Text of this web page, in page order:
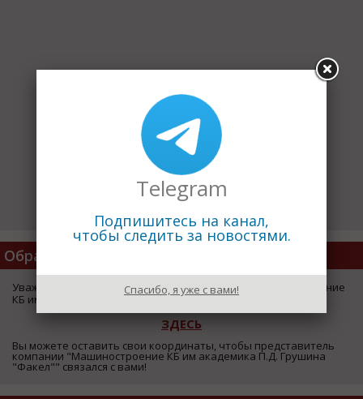
Обратная Связь
Уважаемый посетитель страницы компании "Машиностроение
КБ им академика П.Д. Грушина "Факел"",
ЗДЕСЬ
Вы можете оставить свои координаты, чтобы представитель
компании "Машиностроение КБ им академика П.Д. Грушина
"Факел"" связался с вами!
Telegram
Подпишитесь на канал,
чтобы следить за новостями.
Спасибо, я уже с вами!